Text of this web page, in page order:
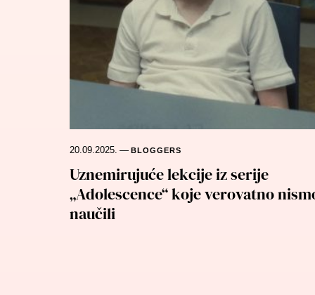
20.09.2025. — BLOGGERS
Uznemirujuće lekcije iz serije
„Adolescence“ koje verovatno
naučili